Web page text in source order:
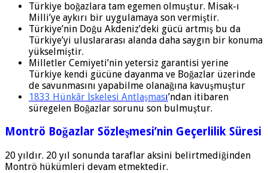
Türkiye boğazlara tam egemen olmuştur. Misak-ı
Milli’ye aykırı bir uygulamaya son vermiştir.
Türkiye’nin Doğu Akdeniz’deki gücü artmış bu da
Türkiye’yi uluslararası alanda daha saygın bir konuma
yükselmiştir.
Milletler Cemiyeti’nin yetersiz garantisi yerine
Türkiye kendi gücüne dayanma ve Boğazlar üzerinde
de savunmasını yapabilme olanağına kavuşmuştur
1833 Hünkâr İskelesi Antlaşması’ndan itibaren
süregelen Boğazlar sorunu son bulmuştur.
Montrö Boğazlar Sözleşmesi’nin Geçerlilik Süresi
20 yıldır. 20 yıl sonunda taraflar aksini belirtmediğinden
Montrö hükümleri devam etmektedir.